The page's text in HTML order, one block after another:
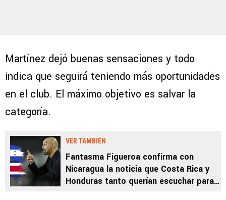
Martínez dejó buenas sensaciones y todo
indica que seguirá teniendo más oportunidades
en el club. El máximo objetivo es salvar la
categoría.
VER TAMBIÉN
Fantasma Figueroa confirma con
Nicaragua la noticia que Costa Rica y
Honduras tanto querían escuchar para